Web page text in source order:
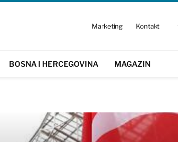
Marketing Kontakt
BOSNA I HERCEGOVINA MAGAZIN